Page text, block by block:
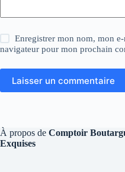
Enregistrer mon nom, mon
navigateur pour mon prochain
Laisser un commentaire
À propos de Comptoir
Exquises